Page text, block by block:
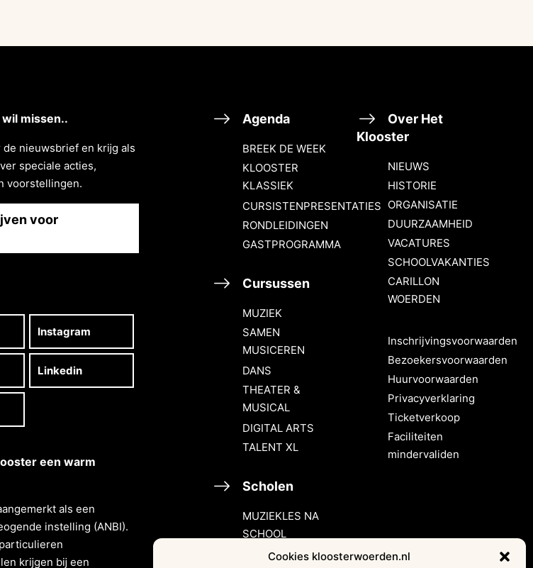
Cookies kloosterwoerden.nl
missen..
de nieuwsbrief en krĳg als
speciale acties,
voorstellingen.
voor
Instagram
Linkedin
een warm
als een
instelling (ANBI).
krĳgen bĳ een
Agenda
BREEK DE WEEK
KLOOSTER
KLASSIEK
CURSISTENPRESENTATIES
RONDLEIDINGEN
GASTPROGRAMMA
Cursussen
MUZIEK
SAMEN
MUSICEREN
DANS
THEATER &
MUSICAL
DIGITAL ARTS
TALENT XL
Scholen
MUZIEKLES NA
SCHOOL
HALLO MUZIEK!
Over Het
Klooster
NIEUWS
HISTORIE
ORGANISATIE
DUURZAAMHEID
VACATURES
SCHOOLVAKANTIES
CARILLON
WOERDEN
Inschrijvingsvoorwaarden
Bezoekersvoorwaarden
Huurvoorwaarden
Privacyverklaring
Ticketverkoop
Faciliteiten
mindervaliden